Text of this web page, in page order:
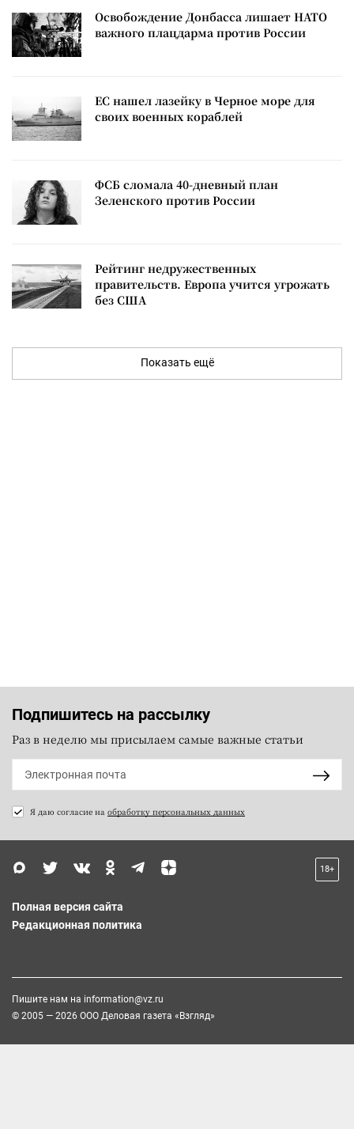
Освобождение Донбасса лишает НАТО
важного плацдарма против России
ЕС нашел лазейку в Черное море для
своих военных кораблей
ФСБ сломала 40-дневный план
Зеленского против России
Рейтинг недружественных
правительств. Европа учится угрожать
без США
Показать ещё
Подпишитесь на рассылку
Раз в неделю мы присылаем самые важные статьи
Я даю согласие на обработку персональных данных
18+
Полная версия сайта
Редакционная политика
Пишите нам на information@vz.ru
© 2005 — 2026 ООО Деловая газета «Взгляд»